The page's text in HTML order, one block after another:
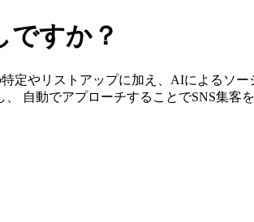
ですか？
定やリストアップに加え、AIによるソ
自動でアプローチすることでSNS集客